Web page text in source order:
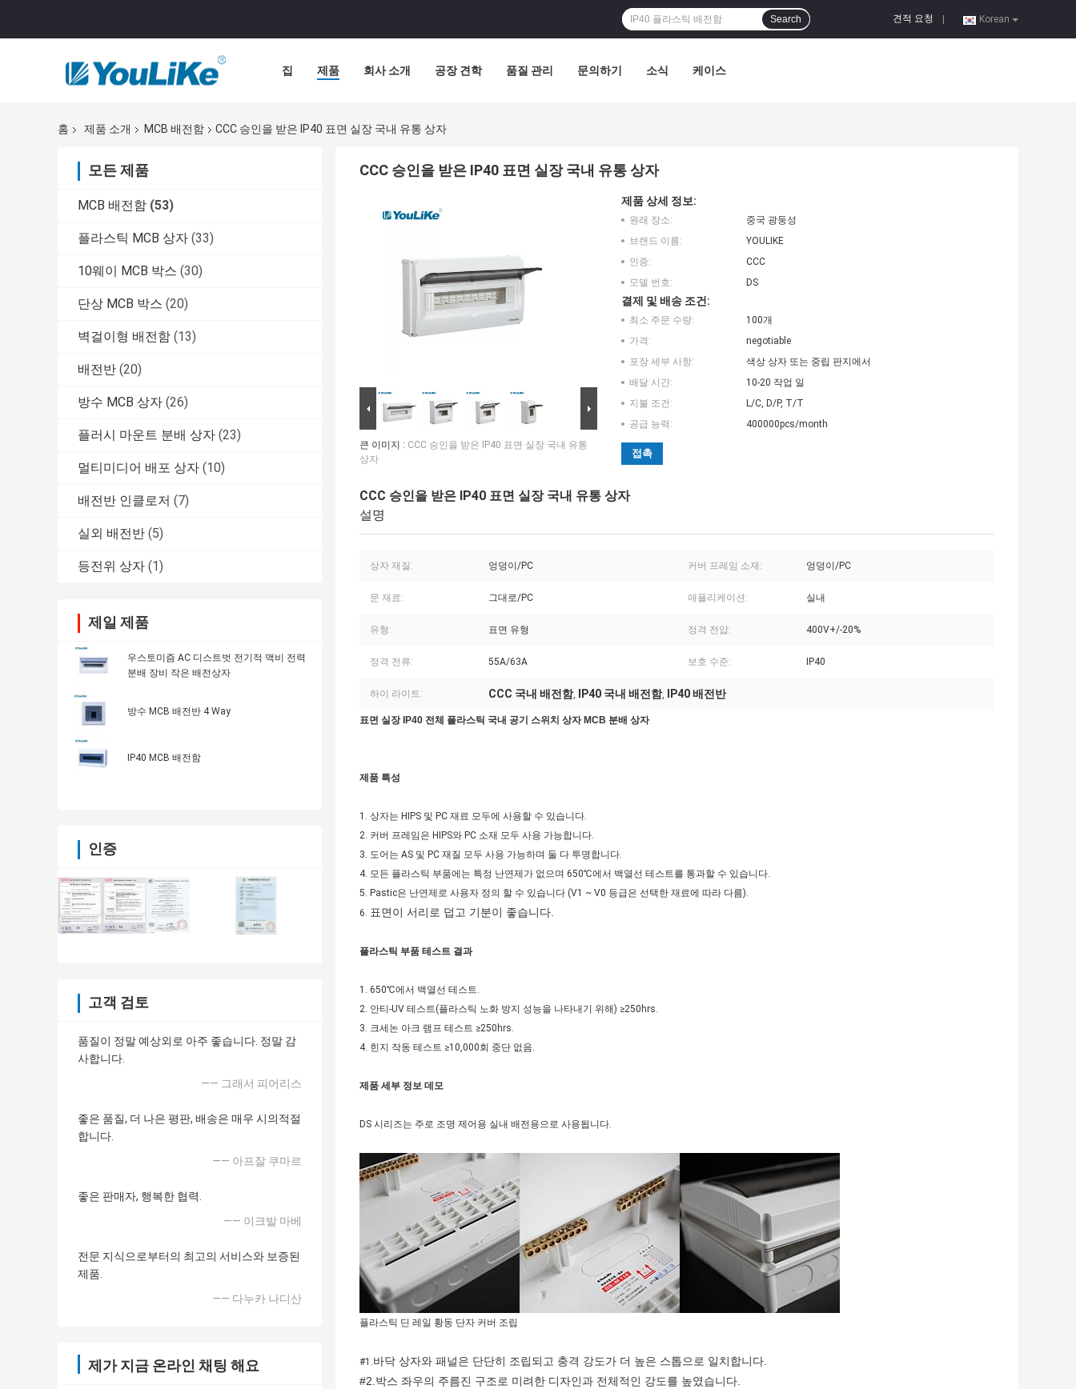
Korean
견적 요청
Search
집 제품 회사 소개 공장 견학 품질 관리 문의하기 소식 케이스
홈 제품 소개 MCB 배전함 CCC 승인을 받은 IP40 표면 실장 국내 유통 상자
모든 제품
MCB 배전함 (53)
플라스틱 MCB 상자 (33)
10웨이 MCB 박스 (30)
단상 MCB 박스 (20)
벽걸이형 배전함 (13)
배전반 (20)
방수 MCB 상자 (26)
플러시 마운트 분배 상자 (23)
멀티미디어 배포 상자 (10)
배전반 인클로저 (7)
실외 배전반 (5)
등전위 상자 (1)
제일 제품
우스토미즘 AC 디스트벗 전기적 맥비 전력
분배 장비 작은 배전상자
방수 MCB 배전반 4 Way
IP40 MCB 배전함
인증
고객 검토
품질이 정말 예상외로 아주 좋습니다. 정말 감
사합니다.
—— 그래서 피어리스
좋은 품질, 더 나은 평판, 배송은 매우 시의적절
합니다.
—— 아프잘 쿠마르
좋은 판매자, 행복한 협력.
—— 이크발 마베
전문 지식으로부터의 최고의 서비스와 보증된
제품.
—— 다누카 나디산
제가 지금 온라인 채팅 해요
CCC 승인을 받은 IP40 표면 실장 국내 유통 상자
큰 이미지 : CCC 승인을 받은 IP40 표면 실장 국내 유통
상자
제품 상세 정보:
원래 장소:
중국 광둥성
브랜드 이름:
YOULIKE
인증:
CCC
모델 번호:
DS
결제 및 배송 조건:
최소 주문 수량:
100개
가격:
negotiable
포장 세부 사항:
색상 상자 또는 중립 판지에서
배달 시간:
10-20 작업 일
지불 조건:
L/C, D/P, T/T
공급 능력:
400000pcs/month
접촉
CCC 승인을 받은 IP40 표면 실장 국내 유통 상자
설명
상자 재질: 엉덩이/PC 커버 프레임 소재: 엉덩이/PC
문 재료: 그대로/PC 애플리케이션: 실내
유형: 표면 유형 정격 전압: 400V+/-20%
정격 전류: 55A/63A 보호 수준: IP40
하이 라이트: CCC 국내 배전함, IP40 국내 배전함, IP40 배전반
표면 실장 IP40 전체 플라스틱 국내 공기 스위치 상자 MCB 분배 상자
제품 특성
1. 상자는 HIPS 및 PC 재료 모두에 사용할 수 있습니다.
2. 커버 프레임은 HIPS와 PC 소재 모두 사용 가능합니다.
3. 도어는 AS 및 PC 재질 모두 사용 가능하며 둘 다 투명합니다.
4. 모든 플라스틱 부품에는 특정 난연제가 없으며 650℃에서 백열선 테스트를 통과할 수 있습니다.
5. Pastic은 난연제로 사용자 정의 할 수 있습니다 (V1 ~ V0 등급은 선택한 재료에 따라 다름).
6. 표면이 서리로 덥고 기분이 좋습니다.
플라스틱 부품 테스트 결과
1. 650℃에서 백열선 테스트.
2. 안티-UV 테스트(플라스틱 노화 방지 성능을 나타내기 위해) ≥250hrs.
3. 크세논 아크 램프 테스트 ≥250hrs.
4. 힌지 작동 테스트 ≥10,000회 중단 없음.
제품 세부 정보 데모
DS 시리즈는 주로 조명 제어용 실내 배전용으로 사용됩니다.
플라스틱 딘 레일 황동 단자 커버 조립
#1.바닥 상자와 패널은 단단히 조립되고 충격 강도가 더 높은 스톱으로 일치합니다.
#2.박스 좌우의 주름진 구조로 미려한 디자인과 전체적인 강도를 높였습니다.